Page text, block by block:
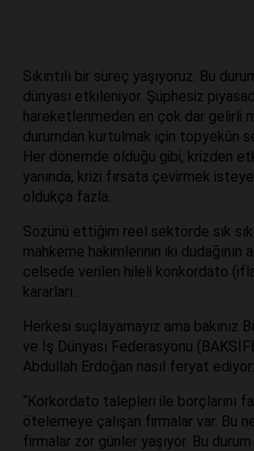
Sıkıntılı bir süreç yaşıyoruz. Bu
dünyası etkileniyor. Şüphesiz
hareketlenmeden en çok dar gelirli
durumdan kurtulmak için topyekûn
Her dönemde olduğu gibi, krizden
yanında, krizi fırsata çevirmek
oldukça fazla.
Sözünü ettiğim reel sektörde sık
mahkeme hakimlerinin iki dudağının
celsede verilen hileli konkordato
kararları…
Herkesi suçlayamayız ama bakınız
ve İş Dünyası Federasyonu
Abdullah Erdoğan nasıl feryat ediyor:
“Korkordato talepleri ile borçlarını
ötelemeye çalışan firmalar var. Bu
firmalar zor günler yaşıyor. Bu